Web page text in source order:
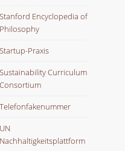
Stanford Encyclopedia of
Philosophy
Startup-Praxis
Sustainability Curriculum
Consortium
Telefonfakenummer
UN
Nachhaltigkeitsplattform